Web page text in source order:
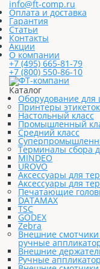
info@ft-comp.ru
Оплата и доставка
Гарантия
Статьи
Контакты
Акции
О компании
+7 (495) 665-81-79
+7 (800) 550-86-10
Каталог
Оборудование для
Принтеры этикеток
Настольный класс
Промышленный
Средний класс
Терминалы сбора
MINDEO
UROVO
Аксессуары для
Аксессуары для
Печатающие
DATAMAX
TSC
GODEX
Zebra
Внешние смотчики
ручные
Внешние
Ручные